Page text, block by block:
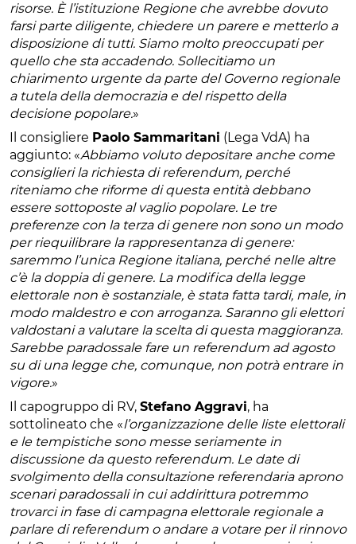
risorse. È l’istituzione Regione che avrebbe dovuto
farsi parte diligente, chiedere un parere e metterlo a
disposizione di tutti. Siamo molto preoccupati per
quello che sta accadendo. Sollecitiamo un
chiarimento urgente da parte del Governo regionale
a tutela della democrazia e del rispetto della
decisione popolare.»
Il consigliere Paolo Sammaritani (Lega VdA) ha
aggiunto: «Abbiamo voluto depositare anche come
consiglieri la richiesta di referendum, perché
riteniamo che riforme di questa entità debbano
essere sottoposte al vaglio popolare. Le tre
preferenze con la terza di genere non sono un modo
per riequilibrare la rappresentanza di genere:
saremmo l’unica Regione italiana, perché nelle altre
c’è la doppia di genere. La modifica della legge
elettorale non è sostanziale, è stata fatta tardi, male, in
modo maldestro e con arroganza. Saranno gli elettori
valdostani a valutare la scelta di questa maggioranza.
Sarebbe paradossale fare un referendum ad agosto
su di una legge che, comunque, non potrà entrare in
vigore.»
Il capogruppo di RV, Stefano Aggravi, ha
sottolineato che «l’organizzazione delle liste elettorali
e le tempistiche sono messe seriamente in
discussione da questo referendum. Le date di
svolgimento della consultazione referendaria aprono
scenari paradossali in cui addirittura potremmo
trovarci in fase di campagna elettorale regionale a
parlare di referendum o andare a votare per il rinnovo